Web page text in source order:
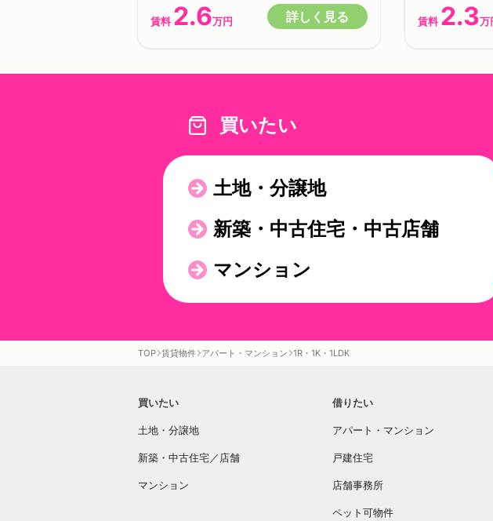
賃料 2.6万円 詳しく見る 賃料 2.3万
買いたい
土地・分譲地
新築・中古住宅・中古店舗
マンション
TOP 賃貸物件 アパート・マンション 1R・1K・1LDK
買いたい
土地・分譲地
新築・中古住宅／店舗
マンション
借りたい
アパート・マンション
戸建住宅
店舗事務所
ペット可物件